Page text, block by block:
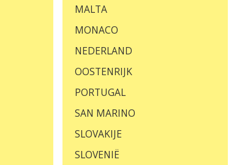
MALTA
MONACO
NEDERLAND
OOSTENRIJK
PORTUGAL
SAN MARINO
SLOVAKIJE
SLOVENIË